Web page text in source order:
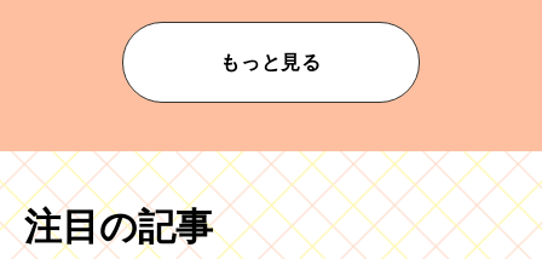
もっと見る
注目の記事